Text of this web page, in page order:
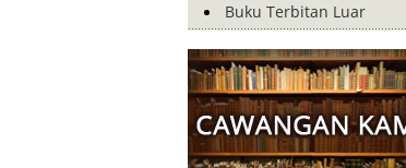
Buku Terbitan Luar